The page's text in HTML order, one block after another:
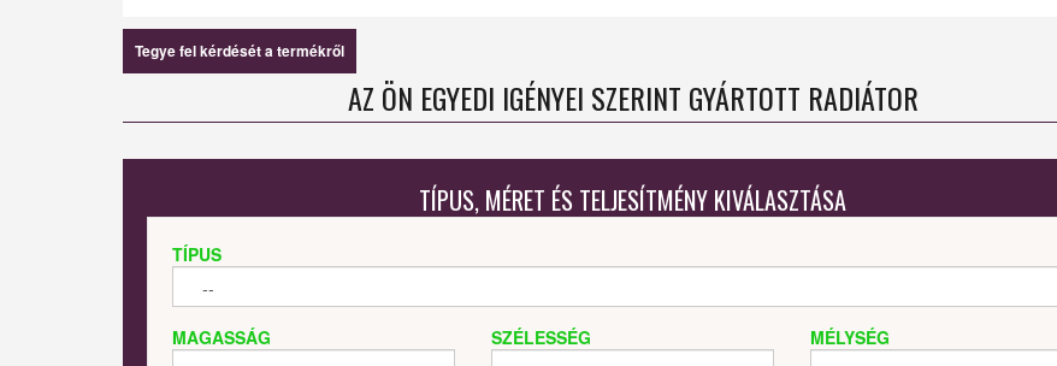
Tegye fel kérdését a termékről
AZ ÖN EGYEDI IGÉNYEI SZERINT GYÁRTOTT RADIÁTOR
TÍPUS, MÉRET ÉS TELJESÍTMÉNY KIVÁLASZTÁSA
TÍPUS
MAGASSÁG SZÉLESSÉG MÉLYSÉG